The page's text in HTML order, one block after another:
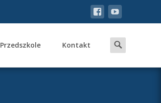
Przedszkole Kontakt
Search
for: